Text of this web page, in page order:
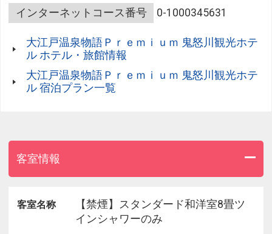
をお好きなだけご堪能いただけます。
■大江戸三つ星バイキングについて
だわった「大江戸三つ星バイキング」として生まれ
変わりました。
め、その土地ならではのご当地料理まで、多種多様
なメニューを取り揃えております。
厳選食材はもちろん、調理法や器の1つひとつまで
ひご賞味ください。
■鬼怒川温泉について
インターネットコース番号
0-1000345631
大江戸温泉物語Ｐｒｅｍｉｕｍ 鬼怒川観光ホテ
ル ホテル・旅館情報
大江戸温泉物語Ｐｒｅｍｉｕｍ 鬼怒川観光ホテ
ル 宿泊プラン一覧
客室情報
客室名称
【禁煙】スタンダード和洋室8畳ツ
インシャワーのみ